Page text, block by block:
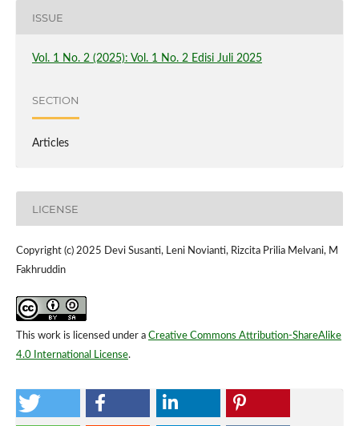
ISSUE
Vol. 1 No. 2 (2025): Vol. 1 No. 2 Edisi Juli 2025
SECTION
Articles
LICENSE
Copyright (c) 2025 Devi Susanti, Leni Novianti, Rizcita Prilia Melvani, M
Fakhruddin
This work is licensed under a Creative Commons Attribution-ShareAlike
4.0 International License.